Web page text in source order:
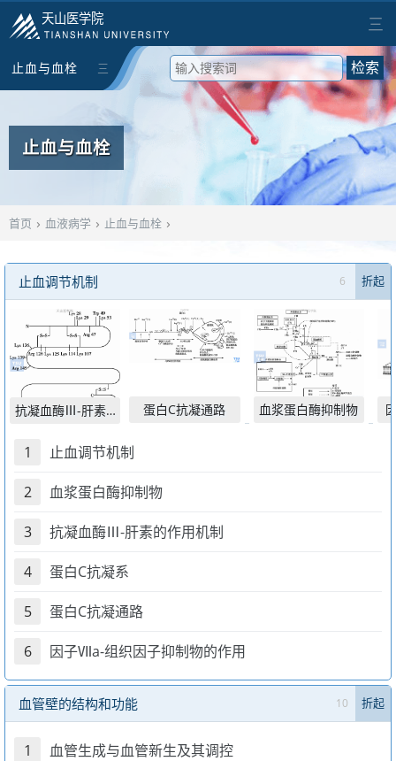
天山医学院 三
止血与血栓 三 检索
止血与血栓
首页 › 血液病学 › 止血与血栓 ›
止血调节机制 6 折起
抗凝血酶Ⅲ-肝素的作 蛋白C抗凝通路 血浆蛋白酶抑制物
1 止血调节机制
2 血浆蛋白酶抑制物
3 抗凝血酶Ⅲ-肝素的作用机制
4 蛋白C抗凝系
5 蛋白C抗凝通路
6 因子Ⅶa-组织因子抑制物的作用
血管壁的结构和功能 10 折起
1 血管生成与血管新生及其调控